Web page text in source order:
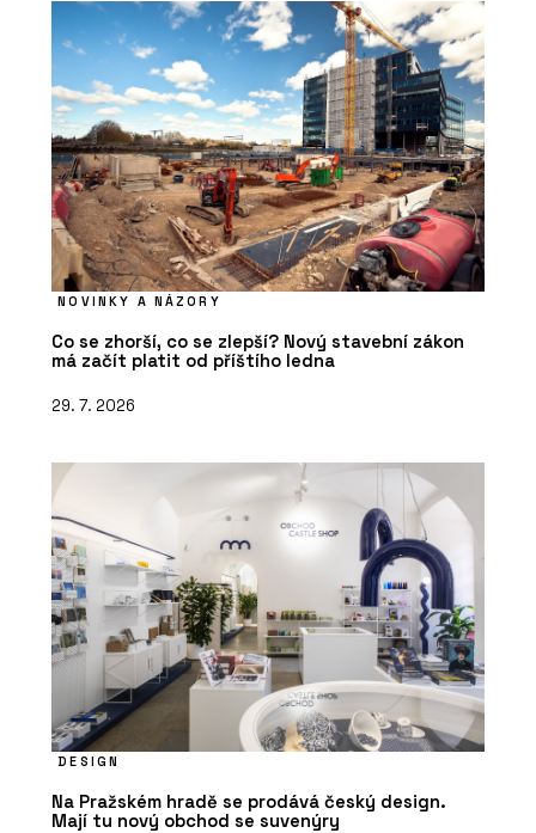
NOVINKY A NÁZORY
Co se zhorší, co se zlepší? Nový stavební zákon
má začít platit od příštího ledna
29. 7. 2026
DESIGN
Na Pražském hradě se prodává český design.
Mají tu nový obchod se suvenýry